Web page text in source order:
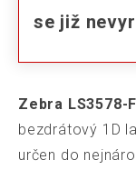
se již
Zebra LS3578-
bezdrátový 1D
určen do